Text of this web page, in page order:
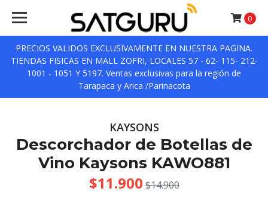
PRECIOS VALIDOS EXCLUSIVAMENTE EN NUESTRA PAGINA.
TIENDAS FISICAS EN MALL ZOFRI, LOCALES 57 - 62- 115- 212-
1001 - 1051 Y 5197. Ventas exclusivas para la región de
Tarapaca y Arica /Parinacota
0
KAYSONS
Descorchador de Botellas de
Vino Kaysons KAWO881
$11.900 $14.900